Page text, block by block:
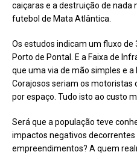
caiçaras e a destruição de nada
futebol de Mata Atlântica.
Os estudos indicam um fluxo de
Porto de Pontal. E a Faixa de
que uma via de mão simples e a
Corajosos seriam os motoristas
por espaço. Tudo isto ao custo
Será que a população teve
impactos negativos decorrentes
empreendimentos? A quem